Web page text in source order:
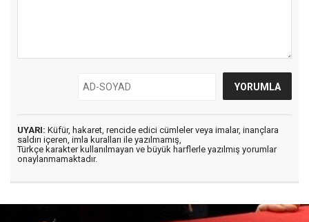
UYARI: Küfür, hakaret, rencide edici cümleler veya imalar, inançlara
saldırı içeren, imla kuralları ile yazılmamış,
Türkçe karakter kullanılmayan ve büyük harflerle yazılmış yorumlar
onaylanmamaktadır.